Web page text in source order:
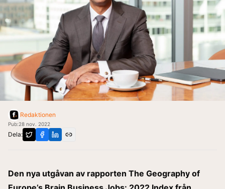
Redaktionen
Pub:28 nov. 2022
Dela:
Den nya utgåvan av rapporten The Geography of